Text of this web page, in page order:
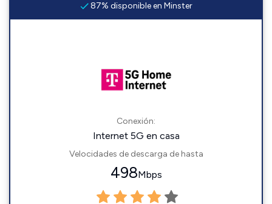
87% disponible en Minster
Conexión:
Internet 5G en casa
Velocidades de descarga de hasta
498Mbps